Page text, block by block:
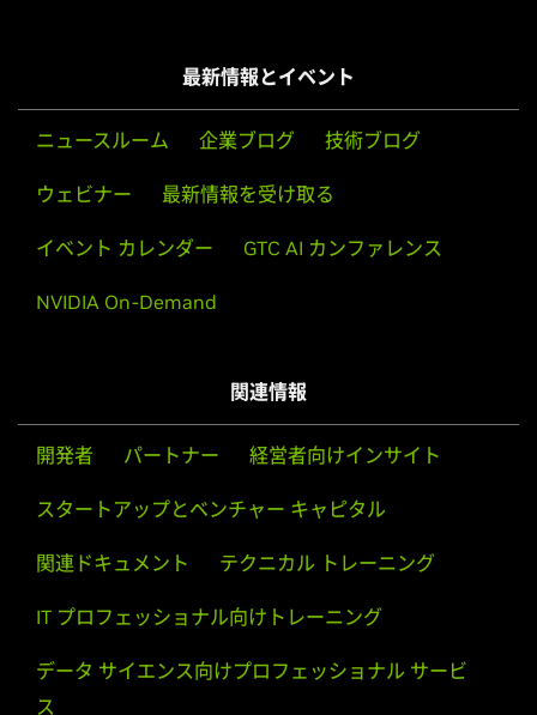
最新情報とイベント
ニュースルーム 企業ブログ 技術ブログ
ウェビナー 最新情報を受け取る
イベント カレンダー GTC AI カンファレンス
NVIDIA On-Demand
関連情報
開発者 パートナー 経営者向けインサイト
スタートアップとベンチャー キャピタル
関連ドキュメント テクニカル トレーニング
IT プロフェッショナル向けトレーニング
データ サイエンス向けプロフェッショナル サービ
ス